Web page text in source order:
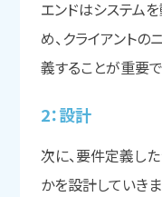
エンドはシステム
め、クライアント
義することが重要で
2：設計
次に、要件定義し
かを設計していき